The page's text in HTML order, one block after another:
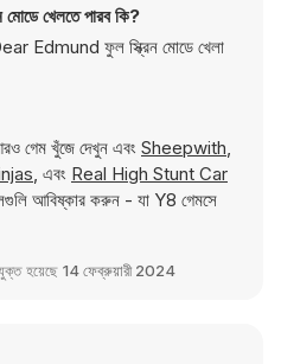
খেলতে পারব কি?
Edmund ফুল স্ক্রিন মোডে খেলা
গেম খুঁজে দেখুন এবং Sheepwith,
, এবং Real High Stunt Car
আবিষ্কার করুন - যা Y8 গেমসে
হয়েছে 14 ফেব্রুয়ারী 2024